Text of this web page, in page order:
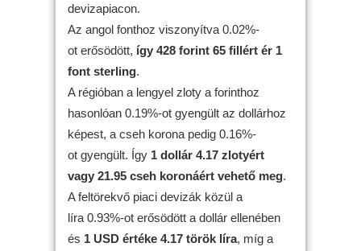
devizapiacon.
Az angol fonthoz viszonyítva 0.02%-
ot erősödött, így 428 forint 65 fillért ér 1
font sterling.
A régióban a lengyel zloty a forinthoz
hasonlóan 0.19%-ot gyengült az dollárhoz
képest, a cseh korona pedig 0.16%-
ot gyengült. Így 1 dollár 4.17 zlotyért
vagy 21.95 cseh koronáért vehető meg.
A feltörekvő piaci devizák közül a
líra 0.93%-ot erősödött a dollár ellenében
és 1 USD értéke 4.17 török líra, míg a